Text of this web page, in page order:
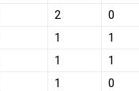
2 0
1 1
1 1
1 0